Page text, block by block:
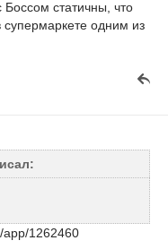
статичны, что
одним из
app/1262460